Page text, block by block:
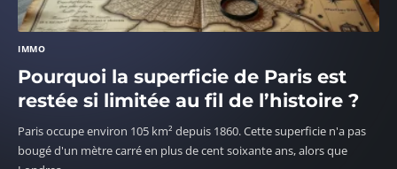
IMMO
Pourquoi la superficie de Paris est
restée si limitée au fil de l’histoire ?
Paris occupe environ 105 km² depuis 1860. Cette superficie n'a pas
bougé d'un mètre carré en plus de cent soixante ans, alors que